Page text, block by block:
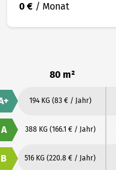
0 € / Monat
80 m²
194 KG (83 € / Jahr)
A 388 KG (166.1 € / Jahr)
B 516 KG (220.8 € / Jahr)